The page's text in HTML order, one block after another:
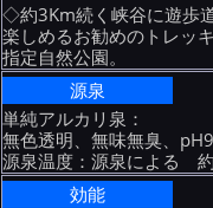
◇約3Km続く峡谷に遊歩
楽しめるお勧めのトレッ
指定自然公園。
源泉
単純アルカリ泉：
無色透明、無味無臭、
源泉温度：源泉による 約
効能